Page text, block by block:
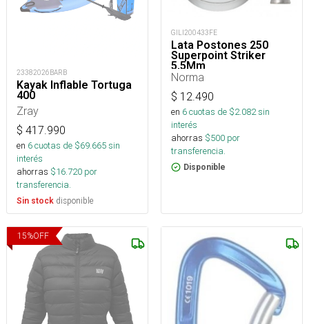
23382026BARB
Kayak Inflable Tortuga
400
Zray
$ 417.990
en 6cuotas de $69.665sin
interés
ahorras $16.720 por
transferencia.
Sin stock disponible
GILI200433FE
Lata Postones 250
Superpoint Striker
5,5Mm
Norma
$ 12.490
en 6cuotas de $2.082sin
interés
ahorras $500 por
transferencia.
Disponible
15%OFF